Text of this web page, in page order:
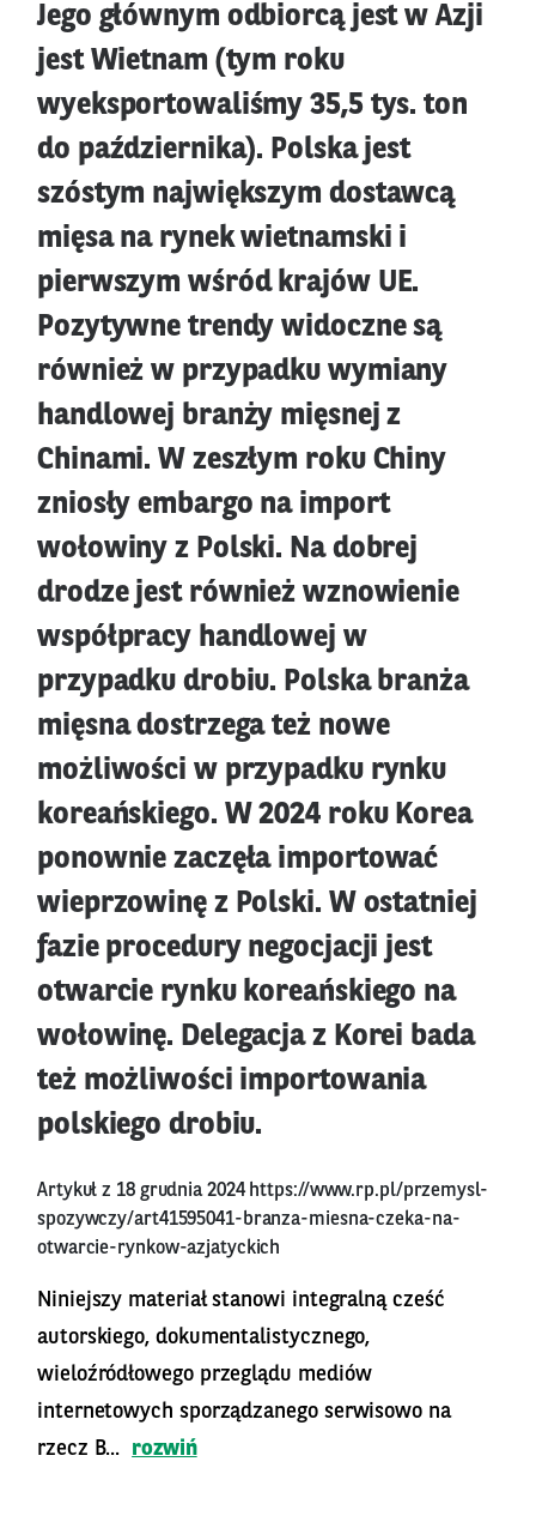
Jego głównym odbiorcą jest w Azji
jest Wietnam (tym roku
wyeksportowaliśmy 35,5 tys. ton
do października). Polska jest
szóstym największym dostawcą
mięsa na rynek wietnamski i
pierwszym wśród krajów UE.
Pozytywne trendy widoczne są
również w przypadku wymiany
handlowej branży mięsnej z
Chinami. W zeszłym roku Chiny
zniosły embargo na import
wołowiny z Polski. Na dobrej
drodze jest również wznowienie
współpracy handlowej w
przypadku drobiu. Polska branża
mięsna dostrzega też nowe
możliwości w przypadku rynku
koreańskiego. W 2024 roku Korea
ponownie zaczęła importować
wieprzowinę z Polski. W ostatniej
fazie procedury negocjacji jest
otwarcie rynku koreańskiego na
wołowinę. Delegacja z Korei bada
też możliwości importowania
polskiego drobiu.
Artykuł z 18 grudnia 2024 https://www.rp.pl/przemysl-
spozywczy/art41595041-branza-miesna-czeka-na-
otwarcie-rynkow-azjatyckich
Niniejszy materiał stanowi integralną cześć
autorskiego, dokumentalistycznego,
wieloźródłowego przeglądu mediów
internetowych sporządzanego serwisowo na
rzecz B...
rozwiń